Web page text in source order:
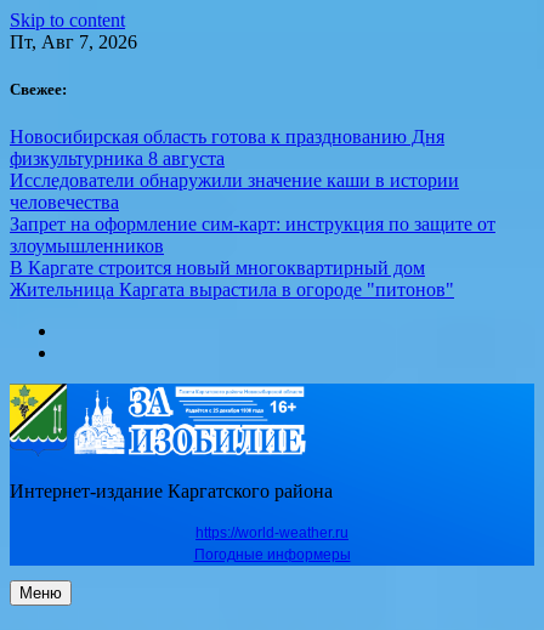
Skip to content
Пт, Авг 7, 2026
Свежее:
Новосибирская область готова к празднованию Дня
физкультурника 8 августа
Исследователи обнаружили значение каши в истории
человечества
Запрет на оформление сим-карт: инструкция по защите от
злоумышленников
В Каргате строится новый многоквартирный дом
Жительница Каргата вырастила в огороде "питонов"
Интернет-издание Каргатского района
https://world-weather.ru
Погодные информеры
Меню